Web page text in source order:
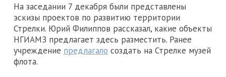
На заседании 7 декабря были представлены
эскизы проектов по развитию территории
Стрелки. Юрий Филиппов рассказал, какие объекты
НГИАМЗ предлагает здесь разместить. Ранее
учреждение предлагало создать на Стрелке музей
флота.